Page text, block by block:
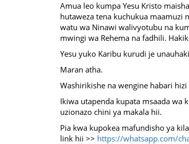
Amua leo kumpa Yesu Kristo
hutaweza tena kuchukua maamuzi
watu wa Ninawi walivyotubu na
mwingi wa Rehema na fadhili.
Yesu yuko Karibu kurudi je
Maran atha.
Washirikishe na wengine habari
Ikiwa utapenda kupata msaada wa
uzionazo chini ya makala hii.
Pia kwa kupokea mafundisho ya
link hii >> https://whatsapp.com/